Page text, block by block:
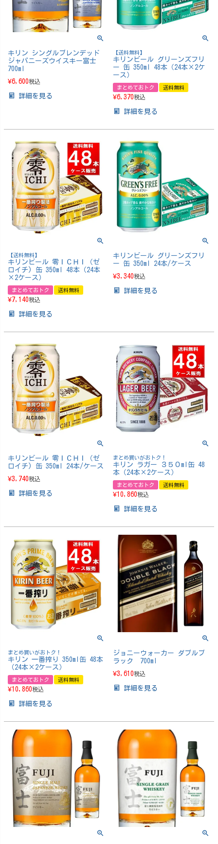
キリン シングルブレンデッド
ジャパニーズウイスキー富士
700ml
¥6,600税込
詳細を見る
【送料無料】
キリンビール グリーンズフリ
ー 缶 350ml 48本（24本×2ケ
ース）
まとめておトク 送料無料
¥6,370税込
詳細を見る
【送料無料】
キリンビール 零ＩＣＨＩ（ゼ
ロイチ) 缶 350ml 48本（24本
×2ケース）
まとめておトク 送料無料
¥7,140税込
詳細を見る
キリンビール グリーンズフリ
ー 缶 350ml 24本/ケース
¥3,340税込
詳細を見る
キリンビール 零ＩＣＨＩ（ゼ
ロイチ) 缶 350ml 24本/ケース
¥3,740税込
詳細を見る
まとめ買いがおトク！
キリン ラガー ３５０ml缶 48
本（24本×2ケース）
まとめておトク 送料無料
¥10,860税込
詳細を見る
まとめ買いがおトク！
キリン 一番搾り 350ml缶 48本
（24本×2ケース）
まとめておトク 送料無料
¥10,860税込
詳細を見る
ジョニーウォーカー ダブルブ
ラック 700ml
¥3,610税込
詳細を見る